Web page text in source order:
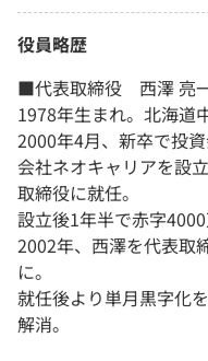
役員略歴
■代表取締役 西澤 亮
1978年生まれ。北海道
2000年4月、新卒で投
会社ネオキャリアを設
取締役に就任。
設立後1年半で赤字
2002年、西澤を代表取
に。
就任後より単月黒字化
解消。